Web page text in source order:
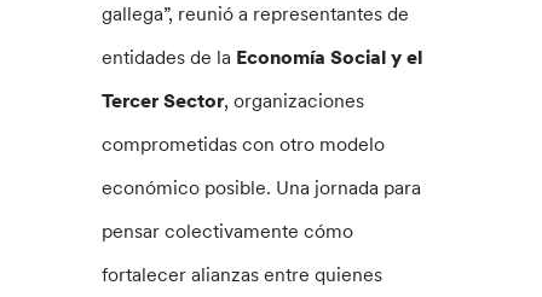
gallega”, reunió a representantes de
entidades de la Economía Social y el
Tercer Sector, organizaciones
comprometidas con otro modelo
económico posible. Una jornada para
pensar colectivamente cómo
fortalecer alianzas entre quienes